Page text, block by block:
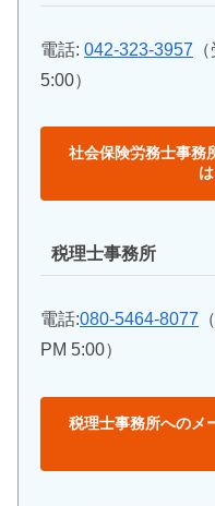
電話: 042-323-3957
5:00）
社会保険労務士事務
税理士事務所
電話:080-5464-8077
PM 5:00）
税理士事務所へのメ